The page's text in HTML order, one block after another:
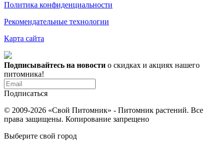
Политика конфиденциальности
Рекомендательные технологии
Карта сайта
Подписывайтесь на новости о скидках и акциях нашего
питомника!
Подписаться
© 2009-2026 «Свой Питомник» - Питомник растений. Все
права защищены. Копирование запрещено
Выберите свой город